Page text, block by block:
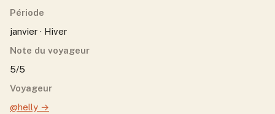
Période
janvier · Hiver
Note du voyageur
5/5
Voyageur
@helly →